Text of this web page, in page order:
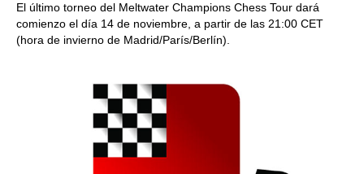
El último torneo del Meltwater Champions Chess Tour dará
comienzo el día 14 de noviembre, a partir de las 21:00 CET
(hora de invierno de Madrid/París/Berlín).